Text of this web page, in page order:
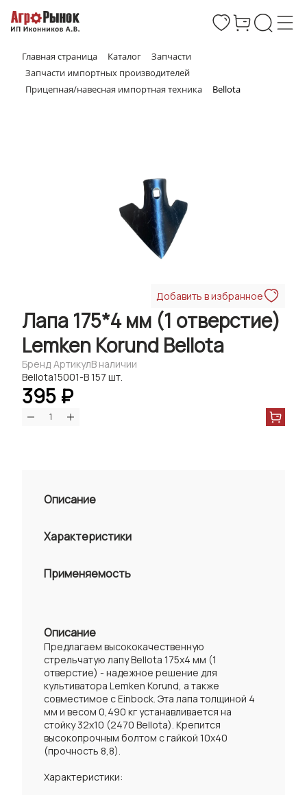
Главная страница Каталог
Запчасти
Запчасти импортных производителей
Прицепная/навесная импортная техника
Bellota
Добавить в избранное
Лапа 175*4 мм (1 отверстие)
Lemken Korund Bellota
Бренд
Bellota
Артикул
15001-В
В наличии
157 шт.
395 ₽
Описание
Характеристики
Применяемость
Описание
Предлагаем высококачественную
стрельчатую лапу Bellota 175x4 мм (1
отверстие) - надежное решение для
культиватора Lemken Korund, а также
совместимое с Einbock. Эта лапа толщиной 4
мм и весом 0,490 кг устанавливается на
стойку 32х10 (2470 Bellota). Крепится
высокопрочным болтом с гайкой 10х40
(прочность 8,8).
Характеристики: